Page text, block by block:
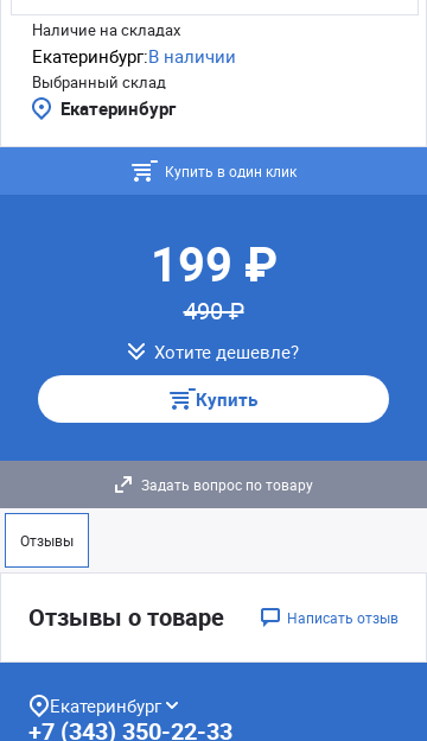
Наличие на складах
Екатеринбург:В наличии
Выбранный склад
Екатеринбург
Купить в один клик
199 ₽
490 ₽
Хотите дешевле?
Купить
Задать вопрос по товару
Отзывы
Отзывы о товаре Написать отзыв
Екатеринбург
+7 (343) 350-22-33